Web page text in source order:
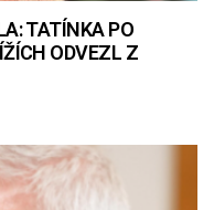
TATÍNKA PO
ODVEZL Z